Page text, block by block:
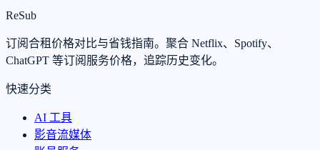
ReSub
订阅合租价格对比与省钱指南。聚合 Netflix、Spotify、
ChatGPT 等订阅服务价格，追踪历史变化。
快速分类
AI 工具
影音流媒体